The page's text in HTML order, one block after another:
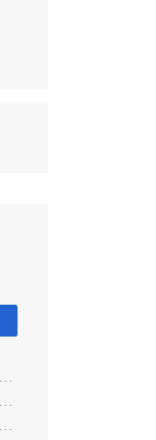
JOHNSON PORSELANO （约翰逊） 品牌在有哪些空白区域？
JOHNSON PORSELANO （约翰逊） 品牌对于店面管理有什么培训？
JOHNSON PORSELANO （约翰逊） 品牌的热门产品是哪些？